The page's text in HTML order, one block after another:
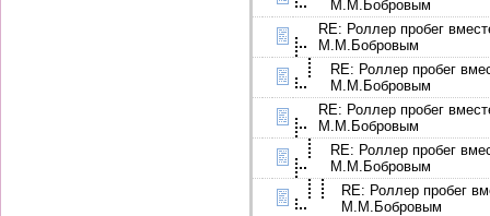
М.М.Бобровым
RE: Роллер пробег
М.М.Бобровым
RE: Роллер пробег
М.М.Бобровым
RE: Роллер пробег
М.М.Бобровым
RE: Роллер пробег
М.М.Бобровым
RE: Роллер пробег
М.М.Бобровым